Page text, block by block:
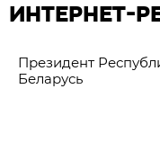
ИНТЕРНЕТ-
Президент
Беларусь